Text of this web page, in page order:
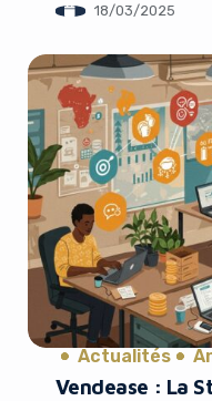
Vendease, une
l’approvisionnement
dépréciation
18/03/2025
Actualités
Vendease : La